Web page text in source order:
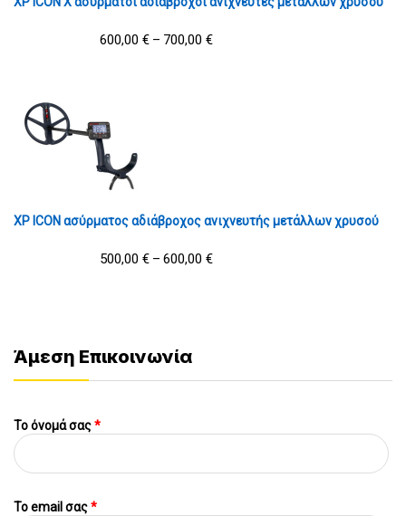
600,00 € – 700,00 €
XP ICON ασύρματος αδιάβροχος ανιχνευτής μετάλλων χρυσού
500,00 € – 600,00 €
Άμεση Επικοινωνία
Το όνομά σας*
To email σας*